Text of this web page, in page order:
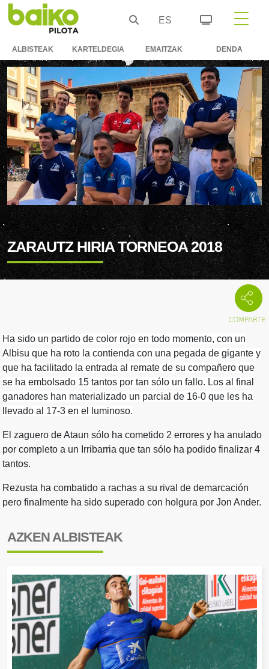
ES
ALBISTEAK KARTELDEGIA EMAITZAK DENDA
ZARAUTZ HIRIA TORNEOA 2018
Ha sido un partido de color rojo en todo momento, con un
Albisu que ha roto la contienda con una pegada de gigante y
que ha facilitado la entrada al remate de su compañero que
se ha embolsado 15 tantos por tan sólo un fallo. Los al final
ganadores han materializado un parcial de 16-0 que les ha
llevado al 17-3 en el luminoso.
El zaguero de Ataun sólo ha cometido 2 errores y ha anulado
por completo a un Irribarria que tan sólo ha podido finalizar 4
tantos.
Rezusta ha combatido a rachas a su rival de demarcación
pero finalmente ha sido superado con holgura por Jon Ander.
AZKEN ALBISTEAK